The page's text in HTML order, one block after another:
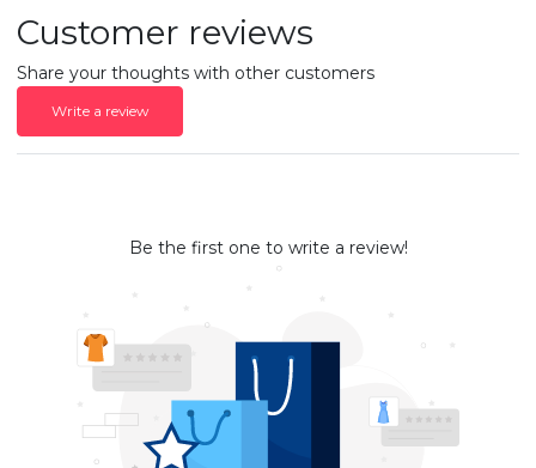
Customer reviews
Share your thoughts with other customers
Write a review
Be the first one to write a review!